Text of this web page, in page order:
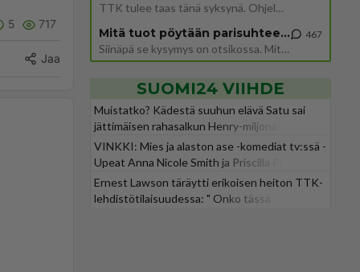
5 717
Jaa
TTK tulee taas tänä syksynä. Ohjelman uudet tähtioppilaat julkistetaan torstaina 6. elokuuta klo 14 alkavassa lehdistö
Mitä tuot pöytään parisuhteessa?
Siinäpä se kysymys on otsikossa. Mitäpä siis tuot/toisit pöytään parisuhteessa? Oletko mies vai nainen? Koetko sen mitä
467
SUOMI24 VIIHDE
Muistatko? Kädestä suuhun elävä Satu sai
jättimäisen rahasalkun Henry-miljonääriltä
VINKKI: Mies ja alaston ase -komediat tv:ssä -
Upeat Anna Nicole Smith ja Priscilla Presley
mukana
Ernest Lawson täräytti erikoisen heiton TTK-
lehdistötilaisuudessa: " Onko tässä